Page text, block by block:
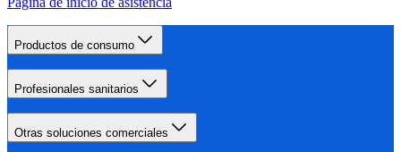
Productos de consumo
Profesionales sanitarios
Otras soluciones comerciales